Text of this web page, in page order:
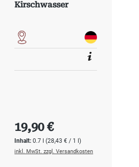
Kirschwasser
Inhalt:0.7 l(28,43 € / 1 l)
Regulärer Preis:
19,90 €
inkl. MwSt. zzgl. Versandkosten